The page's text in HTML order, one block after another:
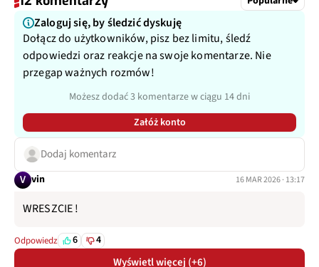
Zaloguj się, by śledzić dyskuję
Dołącz do użytkowników, pisz bez limitu, śledź
odpowiedzi oraz reakcje na swoje komentarze. Nie
przegap ważnych rozmów!
Możesz dodać 3 komentarze w ciągu 14 dni
Załóż konto
Dodaj komentarz
V vin 16 MAR 2026 · 13:17
WRESZCIE !
Odpowiedz 6 4
Wyświetl więcej (+6)